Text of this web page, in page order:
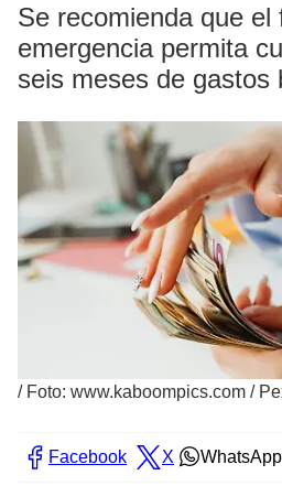
Se recomienda que el
emergencia permita
seis meses de gastos
/ Foto: www.kaboompics.com /
Facebook X WhatsApp